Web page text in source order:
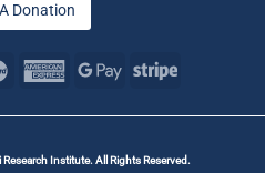
Donation
Institute. All Rights Reserved.